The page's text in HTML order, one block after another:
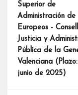
Superior de
Administración de
Europeos -
Justicia y
Pública de la
Valenciana
junio de 2025)